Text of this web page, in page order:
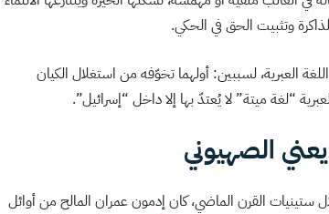
وتثبيت الحق في الحكي.
العبرية، لسببين: أولهما تخوّفه من استغلال الكيان
“لغة ميتة” لا يُعتدّ بها إلا داخل “إسرائيل”.
الصهيوني
ستينيات القرن الماضي، كان إدمون عمران المالح من أوائل